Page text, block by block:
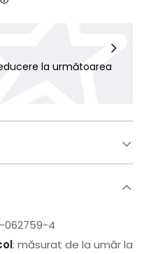
la următoarea
062759-4
: măsurat de la umăr la